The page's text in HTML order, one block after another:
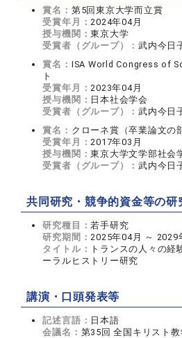
賞名： 第5回東京大学而立賞
受賞年月：2024年04月
授与機関：東京大学
受賞者（グループ）：武内今日
賞名： ISA World Congress of
ト
受賞年月：2023年04月
授与機関： 日本社会学会
受賞者（グループ）：武内今日
賞名： クローネ賞（卒業論文の
受賞年月：2017年03月
授与機関：東京大学文学部社会
受賞者（グループ）：武内今日
共同研究・競争的資金等の研
研究種目：若手研究
研究期間：2025年04月 ～ 2029
タイトル： トランスの人々の経
ーラルヒストリー研究
講演・口頭発表等
記述言語： 日本語
会議名： 第35回 全国キリスト